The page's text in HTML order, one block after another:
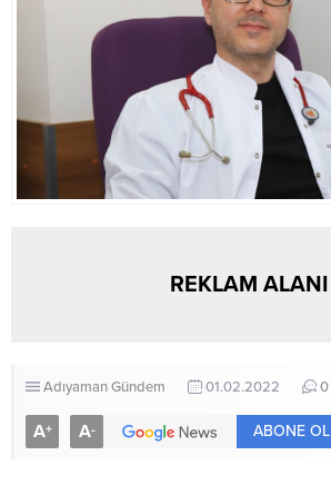
REKLAM ALANI
AdıyamanGündem 01.02.2022 0
A+ A- ABONE OL